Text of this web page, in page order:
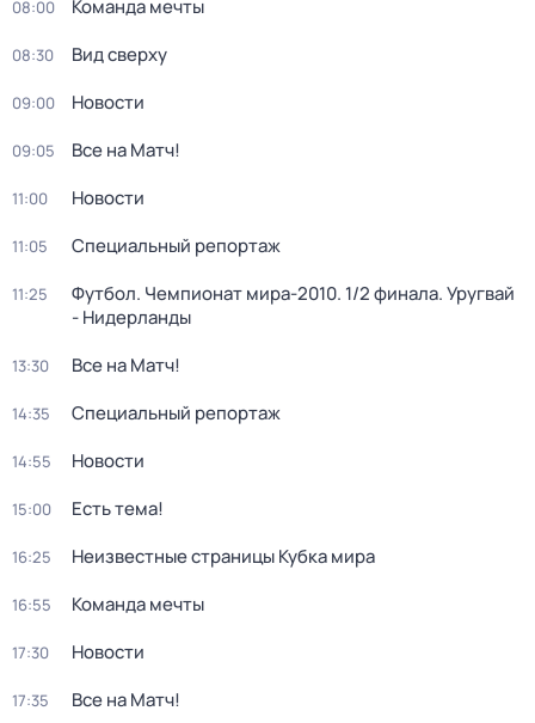
08:00 Команда мечты
08:30 Вид сверху
09:00 Новости
09:05 Все на Матч!
11:00 Новости
11:05 Специальный репортаж
11:25
Футбол. Чемпионат мира-2010. 1/2 финала. Уругвай
- Нидерланды
13:30 Все на Матч!
14:35 Специальный репортаж
14:55 Новости
15:00 Есть тема!
16:25 Неизвестные страницы Кубка мира
16:55 Команда мечты
17:30 Новости
17:35 Все на Матч!